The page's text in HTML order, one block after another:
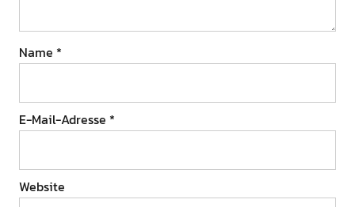
Name *
E-Mail-Adresse *
Website